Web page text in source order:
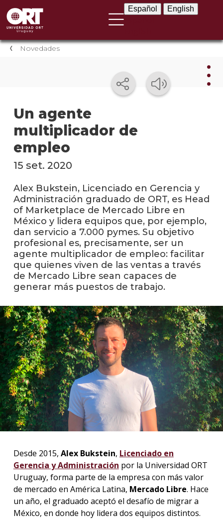
Español English
Novedades
Un agente
multiplicador de
empleo
en
Blog
15 set. 2020
Alex Bukstein, Licenciado en Gerencia y
Administración graduado de ORT, es Head
of Marketplace de Mercado Libre en
México y lidera equipos que, por ejemplo,
dan servicio a 7.000 pymes. Su objetivo
profesional es, precisamente, ser un
agente multiplicador de empleo: facilitar
que quienes viven de las ventas a través
de Mercado Libre sean capaces de
generar más puestos de trabajo.
Desde 2015, Alex Bukstein, Licenciado en
Gerencia y Administración por la Universidad ORT
Uruguay, forma parte de la empresa con más valor
de mercado en América Latina, Mercado Libre. Hace
un año, el graduado aceptó el desafío de migrar a
México, en donde hoy lidera dos equipos distintos.